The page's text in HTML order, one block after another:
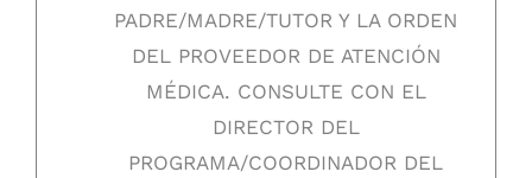
PADRE/MADRE/TUTOR Y LA ORDEN
DEL PROVEEDOR DE ATENCIÓN
MÉDICA. CONSULTE CON EL
DIRECTOR DEL
PROGRAMA/COORDINADOR DEL